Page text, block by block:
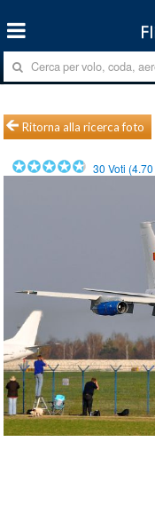
Ritorna alla ricerca foto
30 Voti (4.70